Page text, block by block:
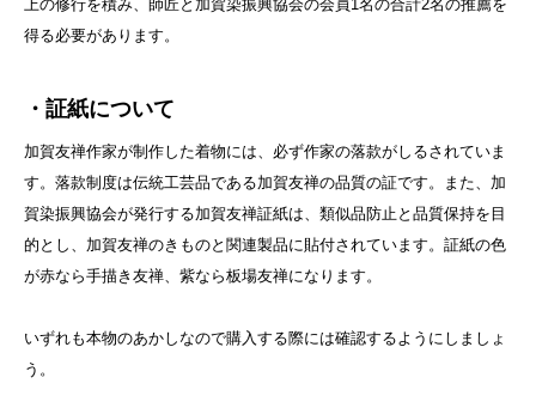
上の修行を積み、師匠と加賀染振興協会の会員1名の合計2名の推薦を
得る必要があります。
・証紙について
加賀友禅作家が制作した着物には、必ず作家の落款がしるされていま
す。落款制度は伝統工芸品である加賀友禅の品質の証です。また、加
賀染振興協会が発行する加賀友禅証紙は、類似品防止と品質保持を目
的とし、加賀友禅のきものと関連製品に貼付されています。証紙の色
が赤なら手描き友禅、紫なら板場友禅になります。
いずれも本物のあかしなので購入する際には確認するようにしましょ
う。